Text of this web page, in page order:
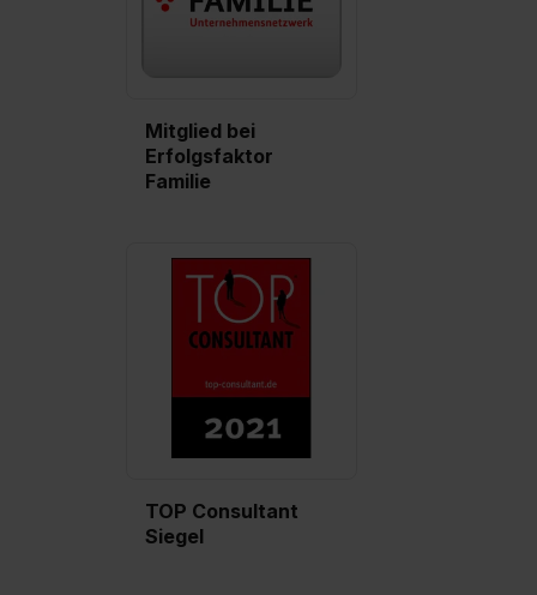
Mitglied bei
Erfolgsfaktor
Familie
TOP Consultant
Siegel